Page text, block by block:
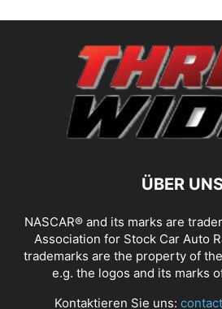
ÜBER
NASCAR® and its marks are
Association for Stock Car Auto
trademarks are the property of
e.g. the logos and its marks
Kontaktieren Sie uns: